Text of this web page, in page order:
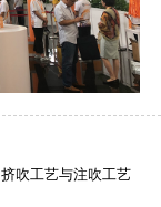
挤吹工艺与注吹工艺